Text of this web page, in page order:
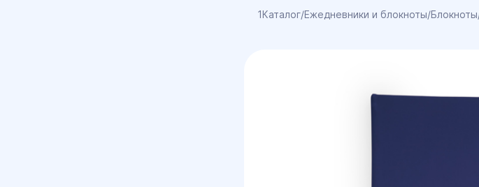
1Каталог/Ежедневники и блокноты/Блокноты